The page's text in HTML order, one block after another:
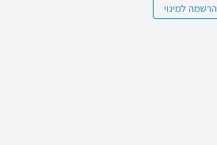
הרשמה למינוי